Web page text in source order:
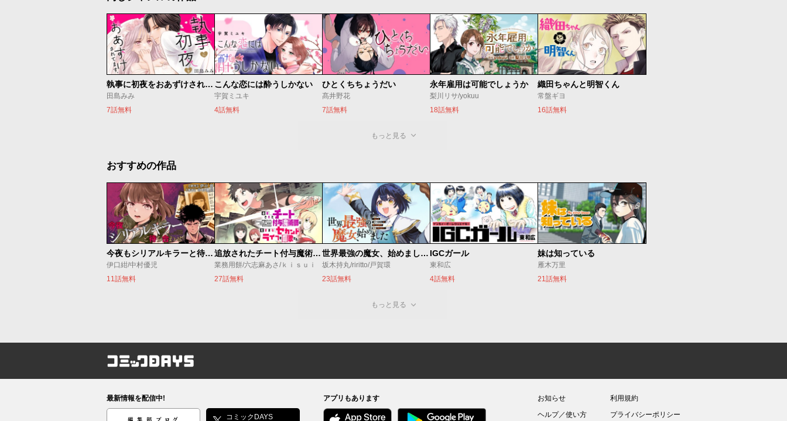
執事に初夜をおあずけされてます。
田島みみ
7話無料
こんな恋には酔うしかない
宇賀ミユキ
4話無料
ひとくちちょうだい
髙井野花
7話無料
永年雇用は可能でしょうか
梨川リサ/yokuu
18話無料
織田ちゃんと明智くん
常盤ギヨ
16話無料
もっと見る
おすすめの作品
今夜もシリアルキラーと待ち合わせ
伊口紺/中村優児
11話無料
追放されたチート付与魔術師は気ままなセカンドライフを謳歌する。 ～俺は武器だけじゃなく、あらゆるものに『強化ポイント』を付与できるし、俺の意思でいつでも効果を解除できるけど、残った人たち大丈夫？～
業務用餅/六志麻あさ/ｋｉｓｕｉ
27話無料
世界最強の魔女、始めました ～私だけ『攻略サイト』を見れる世界で自由に生きます～
坂木持丸/riritto/戸賀環
23話無料
IGCガール
東和広
4話無料
妹は知っている
雁木万里
21話無料
もっと見る
コミックDAYS
最新情報を配信中!
編集部ブログ コミックDAYS
アプリもあります
お知らせ
ヘルプ／使い方
利用規約
プライバシーポリシー